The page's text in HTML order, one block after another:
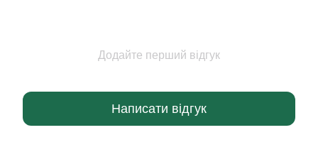
Додайте перший відгук
Написати відгук